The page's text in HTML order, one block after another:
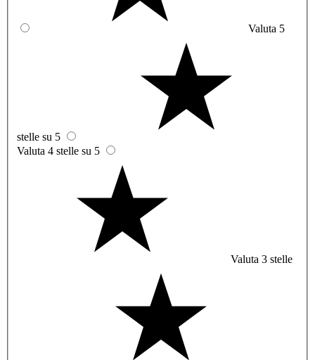
Valuta 5
stelle su 5
Valuta 4 stelle su 5
Valuta 3 stelle